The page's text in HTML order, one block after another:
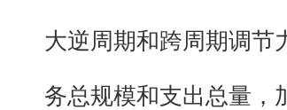
大逆周期和跨周期调节
务总规模和支出总量，